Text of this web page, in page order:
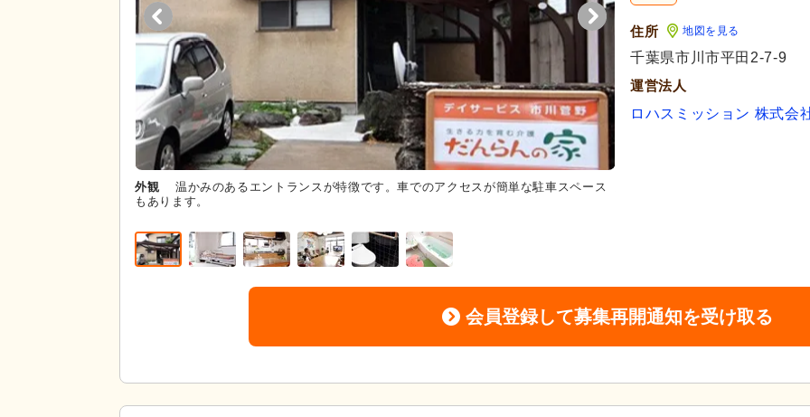
外観
温かみのあるエントランスが特徴です。車でのアクセスが簡単な駐車スペース
もあります。
住所 地図を見る
千葉県市川市平田2-7-9
運営法人
ロハスミッション 株式会
会員登録して募集再開通知を受け取る